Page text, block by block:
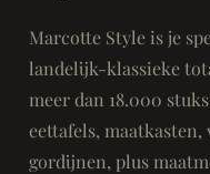
Marcotte Style is je
landelijk-klassieke
meer dan 18.000
eettafels,
gordijnen, plus